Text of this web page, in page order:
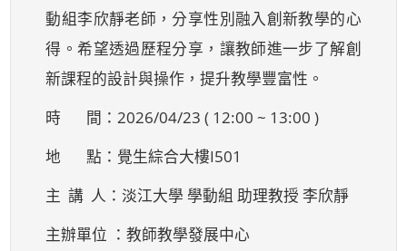
動組李欣靜老師，分享性別融入創新教學的心
得。希望透過歷程分享，讓教師進一步了解創
新課程的設計與操作，提升教學豐富性。
時 間：2026/04/23 ( 12:00 ~ 13:00 )
地 點：覺生綜合大樓I501
主 講 人：淡江大學 學動組 助理教授 李欣靜
主辦單位 ：教師教學發展中心